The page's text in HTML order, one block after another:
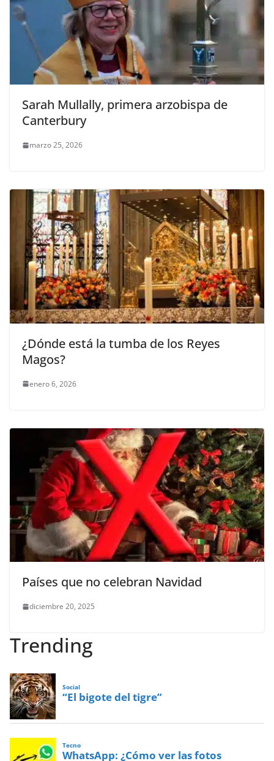
Sarah Mullally, primera arzobispa de
Canterbury
marzo 25, 2026
¿Dónde está la tumba de los Reyes
Magos?
enero 6, 2026
Países que no celebran Navidad
diciembre 20, 2025
Trending
Social
“El bigote del tigre”
Tecno
WhatsApp: ¿Cómo ver las fotos